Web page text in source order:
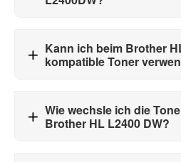
Kann ich beim Brother
kompatible Toner
Wie wechsle ich die
Brother HL L2400 DW?